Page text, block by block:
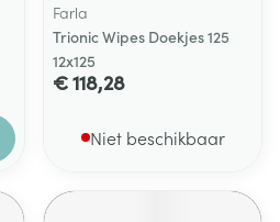
Farla
Trionic Wipes Doekjes 125
12x125
€ 118,28
Niet beschikbaar